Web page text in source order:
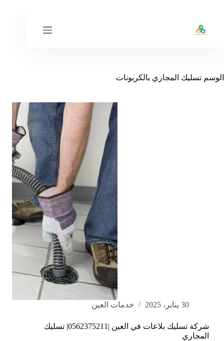
المحتوى
الوسم تسليك المجاري بالكربونات
30 يناير، 2025 خدمات العين
شركة تسليك بلاعات في العين |0562375211| تسليك
المجاري